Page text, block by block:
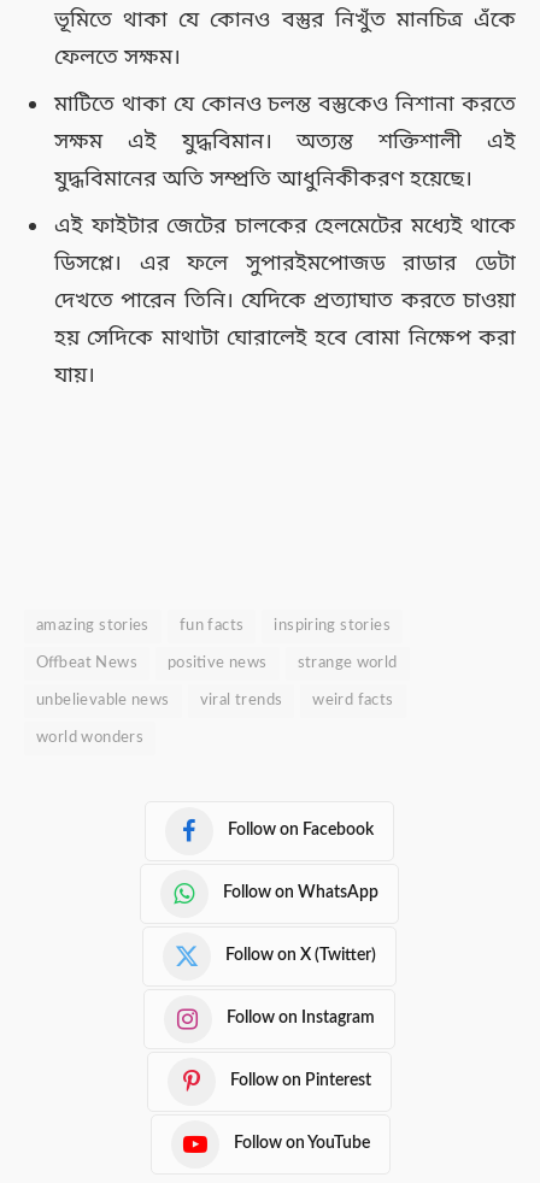
ভূমিতে থাকা যে কোনও বস্তুর নিখুঁত মানচিত্র এঁকে
ফেলতে সক্ষম।
মাটিতে থাকা যে কোনও চলন্ত বস্তুকেও নিশানা করতে
সক্ষম এই যুদ্ধবিমান। অত্যন্ত শক্তিশালী এই
যুদ্ধবিমানের অতি সম্প্রতি আধুনিকীকরণ হয়েছে।
এই ফাইটার জেটের চালকের হেলমেটের মধ্যেই থাকে
ডিসপ্লে। এর ফলে সুপারইমপোজড রাডার ডেটা
দেখতে পারেন তিনি। যেদিকে প্রত্যাঘাত করতে চাওয়া
হয় সেদিকে মাথাটা ঘোরালেই হবে বোমা নিক্ষেপ করা
যায়।
amazing stories fun facts inspiring stories
Offbeat News positive news strange world
unbelievable news viral trends weird facts
world wonders
Follow on Facebook
Follow on WhatsApp
Follow on X (Twitter)
Follow on Instagram
Follow on Pinterest
Follow on YouTube